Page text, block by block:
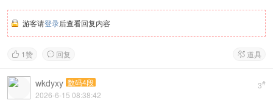
游客请登录后查看回复内容
 1赞  回复  道具
3#
wkdyxy 数码4段
2026-6-15 08:38:42